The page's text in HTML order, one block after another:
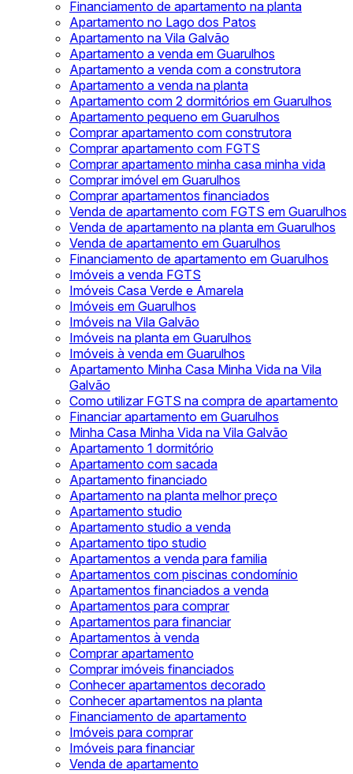
Financiamento de apartamento na planta
Apartamento no Lago dos Patos
Apartamento na Vila Galvão
Apartamento a venda em Guarulhos
Apartamento a venda com a construtora
Apartamento a venda na planta
Apartamento com 2 dormitórios em Guarulhos
Apartamento pequeno em Guarulhos
Comprar apartamento com construtora
Comprar apartamento com FGTS
Comprar apartamento minha casa minha vida
Comprar imóvel em Guarulhos
Comprar apartamentos financiados
Venda de apartamento com FGTS em Guarulhos
Venda de apartamento na planta em Guarulhos
Venda de apartamento em Guarulhos
Financiamento de apartamento em Guarulhos
Imóveis a venda FGTS
Imóveis Casa Verde e Amarela
Imóveis em Guarulhos
Imóveis na Vila Galvão
Imóveis na planta em Guarulhos
Imóveis à venda em Guarulhos
Apartamento Minha Casa Minha Vida na Vila
Galvão
Como utilizar FGTS na compra de apartamento
Financiar apartamento em Guarulhos
Minha Casa Minha Vida na Vila Galvão
Apartamento 1 dormitório
Apartamento com sacada
Apartamento financiado
Apartamento na planta melhor preço
Apartamento studio
Apartamento studio a venda
Apartamento tipo studio
Apartamentos a venda para familia
Apartamentos com piscinas condomínio
Apartamentos financiados a venda
Apartamentos para comprar
Apartamentos para financiar
Apartamentos à venda
Comprar apartamento
Comprar imóveis financiados
Conhecer apartamentos decorado
Conhecer apartamentos na planta
Financiamento de apartamento
Imóveis para comprar
Imóveis para financiar
Venda de apartamento